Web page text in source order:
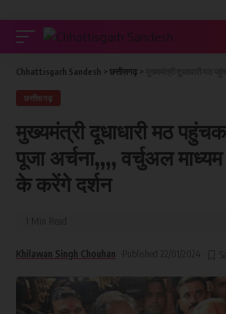
Chhattisgarh Sandesh > छत्तीसगढ़ >
छत्तीसगढ़
मुख्यमंत्री दूधाधारी मठ
पूजा अर्चना,,,, वर्चुअल
के करेंगे दर्शन
Khilawan Singh Chouhan